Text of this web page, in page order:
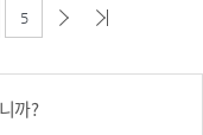
5
까?